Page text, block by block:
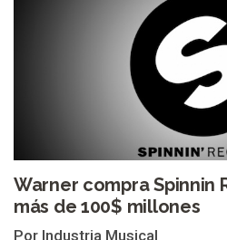
Warner compra Spinnin
más de 100$ millones
Por Industria Musical